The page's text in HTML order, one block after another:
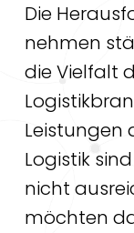
Die
nehmen
die Vielfalt
Leistungen
Logistik
nicht
möchten